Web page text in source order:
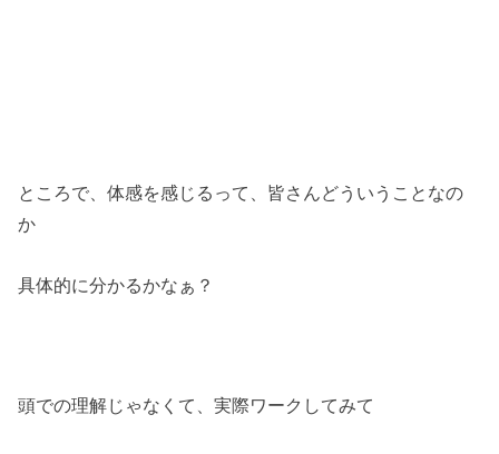
ところで、体感を感じるって、皆さんどういうことなの
か
具体的に分かるかなぁ？
頭での理解じゃなくて、実際ワークしてみて